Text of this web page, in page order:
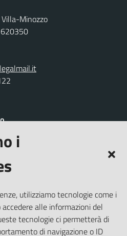
i
utilizziamo tecnologie come i
alle informazioni del
tecnologie ci permetterà di
di navigazione o ID
Minozzo